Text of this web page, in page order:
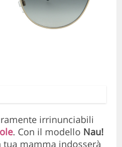
irrinunciabili
. Con il modello Nau!
mamma indosserà